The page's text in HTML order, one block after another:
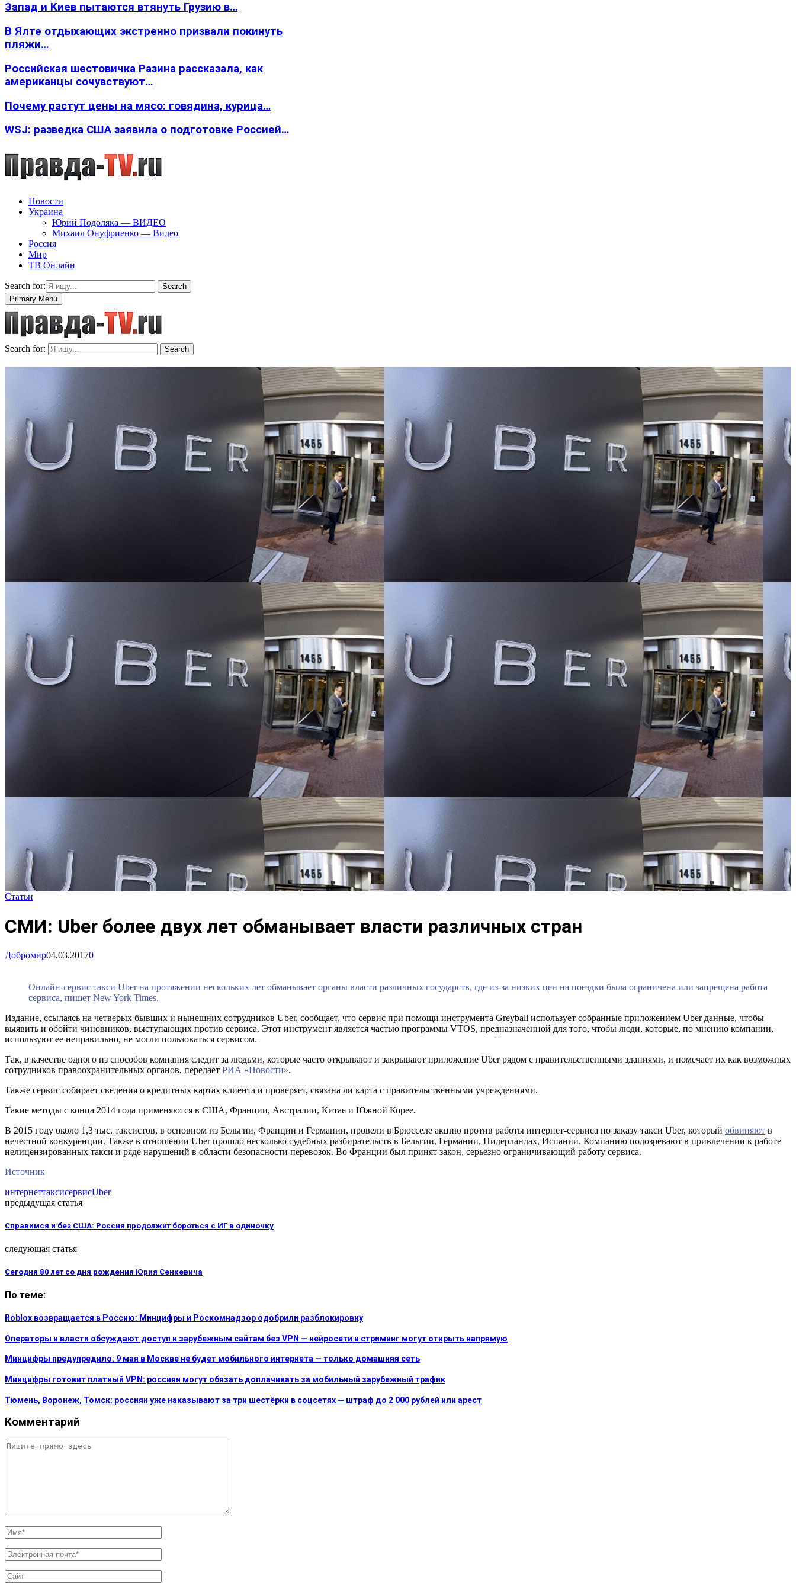
Запад и Киев пытаются втянуть Грузию в…
В Ялте отдыхающих экстренно призвали покинуть
пляжи…
Российская шестовичка Разина рассказала, как
американцы сочувствуют…
Почему растут цены на мясо: говядина, курица…
WSJ: разведка США заявила о подготовке Россией…
Новости
Украина
Юрий Подоляка — ВИДЕО
Михаил Онуфриенко — Видео
Россия
Мир
ТВ Онлайн
Search for:
Search
Primary Menu
Search for: Search
Статьи
СМИ: Uber более двух лет обманывает власти различных стран
Добромир04.03.20170
Онлайн-сервис такси Uber на протяжении нескольких лет обманывает органы власти различных государств, где из-за низких цен на поездки была ограничена или запрещена работа
сервиса, пишет New York Times.
Издание, ссылаясь на четверых бывших и нынешних сотрудников Uber, сообщает, что сервис при помощи инструмента Greyball использует собранные приложением Uber данные, чтобы
выявить и обойти чиновников, выступающих против сервиса. Этот инструмент является частью программы VTOS, предназначенной для того, чтобы люди, которые, по мнению компании,
используют ее неправильно, не могли пользоваться сервисом.
Так, в качестве одного из способов компания следит за людьми, которые часто открывают и закрывают приложение Uber рядом с правительственными зданиями, и помечает их как возможных
сотрудников правоохранительных органов, передает РИА «Новости».
Также сервис собирает сведения о кредитных картах клиента и проверяет, связана ли карта с правительственными учреждениями.
Такие методы с конца 2014 года применяются в США, Франции, Австралии, Китае и Южной Корее.
В 2015 году около 1,3 тыс. таксистов, в основном из Бельгии, Франции и Германии, провели в Брюсселе акцию против работы интернет-сервиса по заказу такси Uber, который обвиняют в
нечестной конкуренции. Также в отношении Uber прошло несколько судебных разбирательств в Бельгии, Германии, Нидерландах, Испании. Компанию подозревают в привлечении к работе
нелицензированных такси и ряде нарушений в области безопасности перевозок. Во Франции был принят закон, серьезно ограничивающий работу сервиса.
Источник
интернеттаксисервисUber
предыдущая статья
Справимся и без США: Россия продолжит бороться с ИГ в одиночку
следующая статья
Сегодня 80 лет со дня рождения Юрия Сенкевича
По теме:
Roblox возвращается в Россию: Минцифры и Роскомнадзор одобрили разблокировку
Операторы и власти обсуждают доступ к зарубежным сайтам без VPN — нейросети и стриминг могут открыть напрямую
Минцифры предупредило: 9 мая в Москве не будет мобильного интернета — только домашняя сеть
Минцифры готовит платный VPN: россиян могут обязать доплачивать за мобильный зарубежный трафик
Тюмень, Воронеж, Томск: россиян уже наказывают за три шестёрки в соцсетях — штраф до 2 000 рублей или арест
Комментарий